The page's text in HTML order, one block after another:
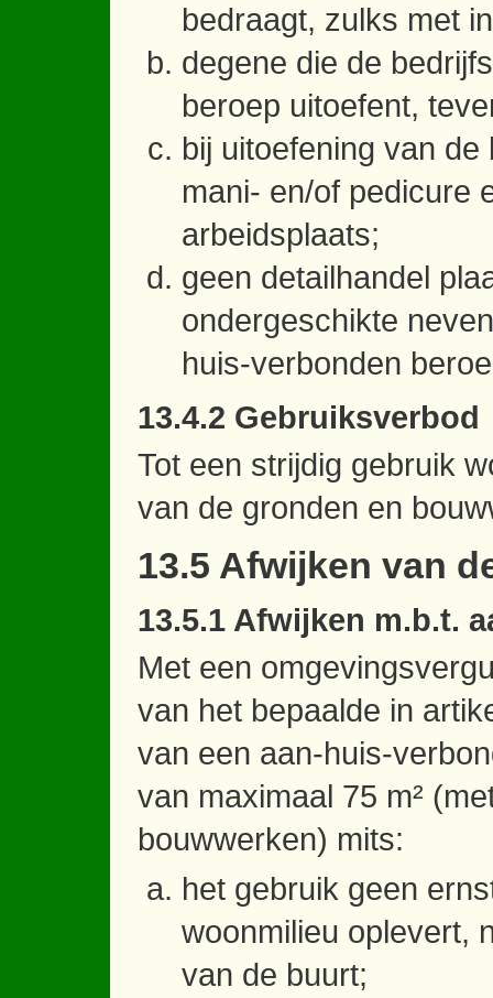
bedraagt, zulks met
degene die de
beroep uitoefent,
bij uitoefening van
mani- en/of pedicure
arbeidsplaats;
geen detailhandel
ondergeschikte
huis-verbonden
13.4.2 Gebruiksverbod
Tot een strijdig gebruik
van de gronden en
13.5 Afwijken van
13.5.1 Afwijken m.b.t.
Met een
van het bepaalde in
van een aan-huis-
van maximaal 75 m²
bouwwerken) mits:
het gebruik geen
woonmilieu oplevert,
van de buurt;